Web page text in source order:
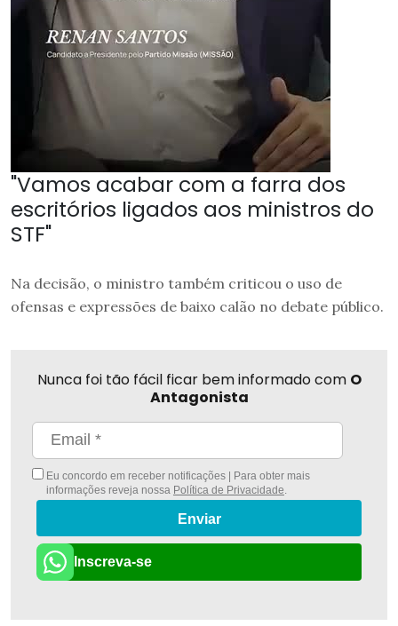
"Vamos acabar com a farra dos
escritórios ligados aos ministros do
STF"
Na decisão, o ministro também criticou o uso de
ofensas e expressões de baixo calão no debate público.
Nunca foi tão fácil ficar bem informado com O
Antagonista
Eu concordo em receber notificações | Para obter mais
informações reveja nossa Política de Privacidade
Enviar
Inscreva-se